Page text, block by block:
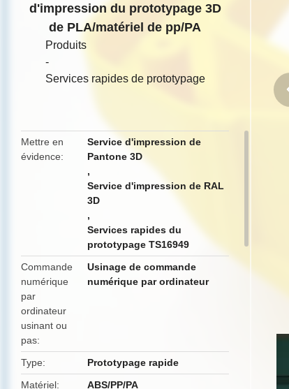
d'impression du prototypage 3D
de PLA/matériel de pp/PA
Produits
-
Services rapides de prototypage
Mettre en
évidence
Service d'impression de
Pantone 3D
,
Service d'impression de RAL
3D
,
Services rapides du
prototypage TS16949
Commande
numérique
par
ordinateur
usinant ou
pas
Usinage de commande
numérique par ordinateur
Type
Prototypage rapide
Matériel
ABS/PP/PA